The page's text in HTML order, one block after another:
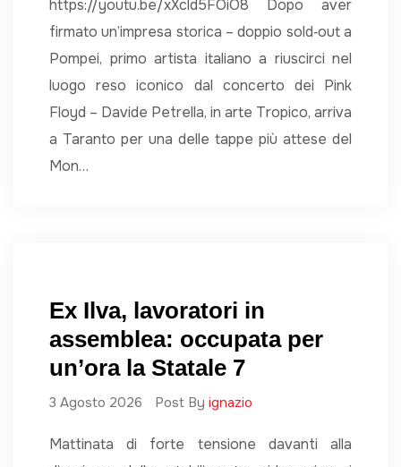
https://youtu.be/xXcld5FOiO8 Dopo aver
firmato un’impresa storica – doppio sold‑out a
Pompei, primo artista italiano a riuscirci nel
luogo reso iconico dal concerto dei Pink
Floyd – Davide Petrella, in arte Tropico, arriva
a Taranto per una delle tappe più attese del
Mon…
Ex Ilva, lavoratori in
assemblea: occupata per
un’ora la Statale 7
3 Agosto 2026 Post By ignazio
Mattinata di forte tensione davanti alla